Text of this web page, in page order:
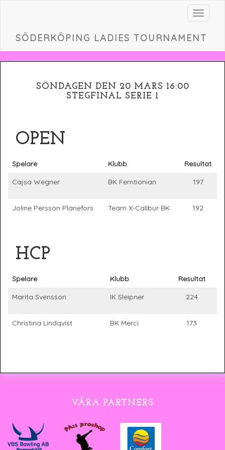
Toggle
SÖDERKÖPING LADIES TOURNAMENT
SÖNDAGEN DEN 20 MARS 16:00
STEGFINAL SERIE 1
OPEN
Spelare Klubb
Resultat
Cajsa Wegner
BK Femtionian 197
Joline Persson Planefors Team X-Calibur BK 192
HCP
Spelare Klubb
Resultat
Marita Svensson
IK Sleipner 224
Christina Lindqvist BK Merci 173
VÅRA PARTNERS